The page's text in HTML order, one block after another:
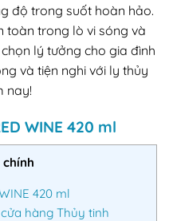
độ trong suốt hoàn hảo.
toàn trong lò vi sóng và
lý tưởng cho gia đình
và tiện nghi với ly thủy
nay!
WINE 420 ml
420 ml
hàng Thủy tinh